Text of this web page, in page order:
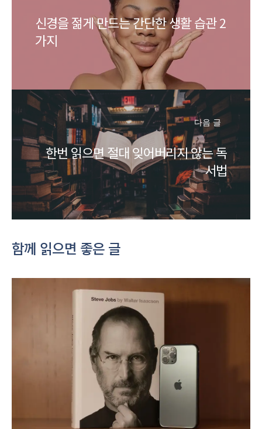
신경을 젊게 만드는 간단한 생활 습관 2
가지
다음 글
한번 읽으면 절대 잊어버리지 않는 독
서법
함께 읽으면 좋은 글